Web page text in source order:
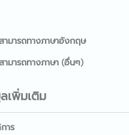
ามารถทางภาษาอังกฤษ
ามารถทางภาษา (อื่นๆ)
เพิ่มเติม
าร